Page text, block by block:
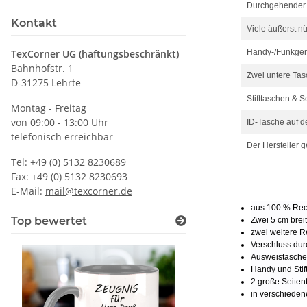
Viele äußerst
Handy-/
Zwei untere
Stifttaschen &
ID-Tasche auf
Der Hersteller
aus 100 %
Zwei 5 cm
zwei weitere
Verschluss
Ausweistasche
Handy und
2 große
in
Kontakt
TexCorner UG (haftungsbeschränkt)
Bahnhofstr. 1
D-31275 Lehrte
Montag - Freitag
von 09:00 - 13:00 Uhr
telefonisch erreichbar
Tel: +49 (0) 5132 8230689
Fax: +49 (0) 5132 8230693
E-Mail: mail@texcorner.de
Top bewertet